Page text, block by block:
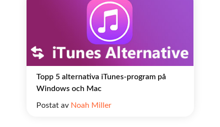
Topp 5 alternativa iTunes-program på
Windows och Mac
Postat av Noah Miller